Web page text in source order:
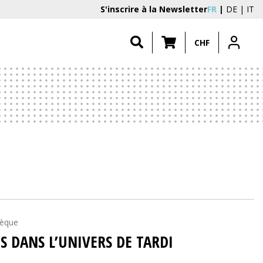
S'inscrire à la NewsletterFR DE IT
CHF
DANS L’UNIVERS DE TARDI